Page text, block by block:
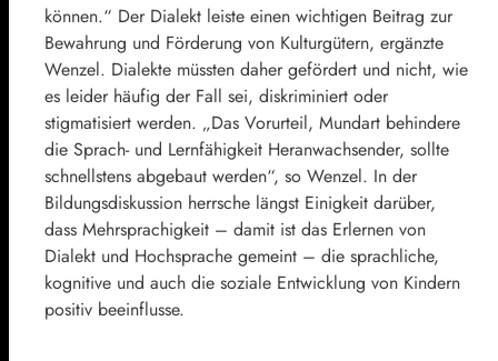
können.“ Der Dialekt leiste einen wichtigen Beitrag zur
Bewahrung und Förderung von Kulturgütern, ergänzte
Wenzel. Dialekte müssten daher gefördert und nicht, wie
es leider häufig der Fall sei, diskriminiert oder
stigmatisiert werden. „Das Vorurteil, Mundart behindere
die Sprach- und Lernfähigkeit Heranwachsender, sollte
schnellstens abgebaut werden“, so Wenzel. In der
Bildungsdiskussion herrsche längst Einigkeit darüber,
dass Mehrsprachigkeit – damit ist das Erlernen von
Dialekt und Hochsprache gemeint – die sprachliche,
kognitive und auch die soziale Entwicklung von Kindern
positiv beeinflusse.